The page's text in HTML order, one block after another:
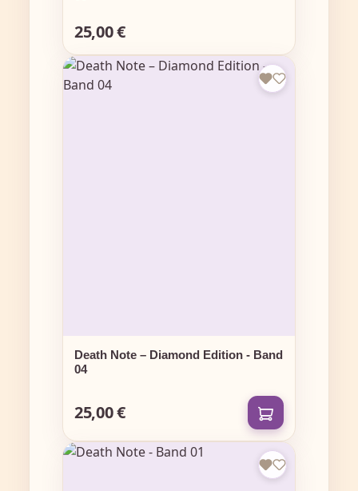
Regulärer Preis:
25,00 €
Death Note – Diamond Edition - Band
04
Regulärer Preis:
25,00 €